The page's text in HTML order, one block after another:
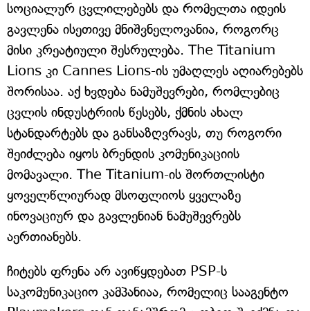
სოციალურ ცვლილებებს და რომელთა იდეის
გავლენა ისეთივე მნიშვნელოვანია, როგორც
მისი კრეატიული შესრულება. The Titanium
Lions კი Cannes Lions-ის უმაღლეს აღიარებებს
შორისაა. აქ ხვდება ნამუშევრები, რომლებიც
ცვლის ინდუსტრიის წესებს, ქმნის ახალ
სტანდარტებს და განსაზღვრავს, თუ როგორი
შეიძლება იყოს ბრენდის კომუნიკაციის
მომავალი. The Titanium-ის შორთლისტი
ყოველწლიურად მსოფლიოს ყველაზე
ინოვაციურ და გავლენიან ნამუშევრებს
აერთიანებს.
ჩიტებს ფრენა არ ავიწყდებათ PSP-ს
საკომუნიკაციო კამპანიაა, რომელიც სააგენტო